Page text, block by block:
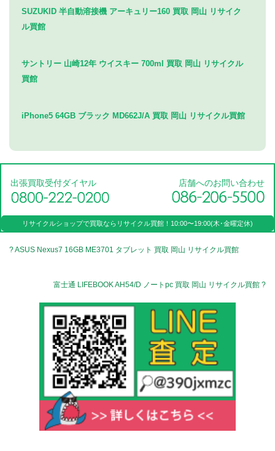
SUZUKID 半自動溶接機 アーキュリー160 買取 岡山 リサイク
ル買館
サントリー 山崎12年 ウイスキー 700ml 買取 岡山 リサイクル
買館
iPhone5 64GB ブラック MD662J/A 買取 岡山 リサイクル買館
出張買取受付ダイヤル 店舗へのお問い合わせ
リサイクルショップで買取なら リサイクル買館！ 10:00〜19:00(木･金曜定休)
? ASUS Nexus7 16GB ME3701 タブレット 買取 岡山 リサイクル買館
富士通 LIFEBOOK AH54/D ノートpc 買取 岡山 リサイクル買館 ?